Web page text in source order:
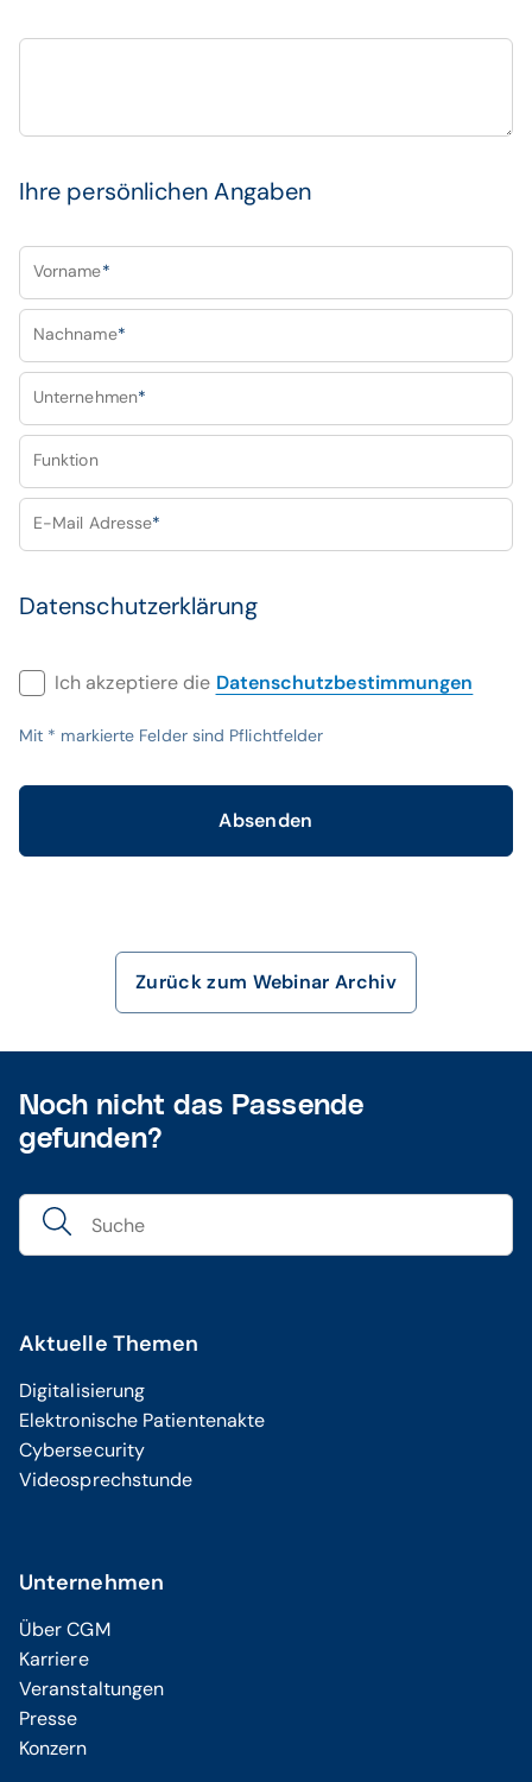
Ihre persönlichen Angaben
Vorname*
Nachname*
Unternehmen*
Funktion
E-Mail Adresse*
Datenschutzerklärung
Ich akzeptiere die Datenschutzbestimmungen
Mit * markierte Felder sind Pflichtfelder
Absenden
Zurück zum Webinar Archiv
Noch nicht das Passende
gefunden?
Aktuelle Themen
Digitalisierung
Elektronische Patientenakte
Cybersecurity
Videosprechstunde
Unternehmen
Über CGM
Karriere
Veranstaltungen
Presse
Konzern